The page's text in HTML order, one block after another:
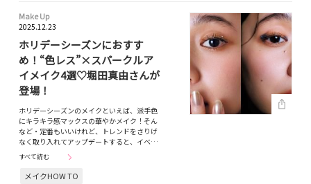
Make Up
2025.12.23
ホリデーシーズンにおすす
め！“色レス”×スパークルア
イメイク4選♡堀田真由さんが
登場！
ホリデーシーズンのメイクといえば、派手色
にキラキラ感マックスの華やかメイク！そん
など・定番もいいけれど、トレンドをさりげ
なく取り入れてアップデートすると、イベ…
すべて読む
メイクHOW TO